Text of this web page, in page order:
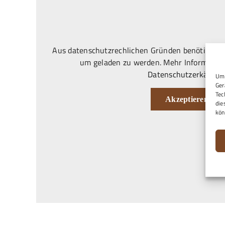
Aus datenschutzrechlichen Gründen benötigt
um geladen zu werden. Mehr
Datenschutzerkärung.
Akzeptieren